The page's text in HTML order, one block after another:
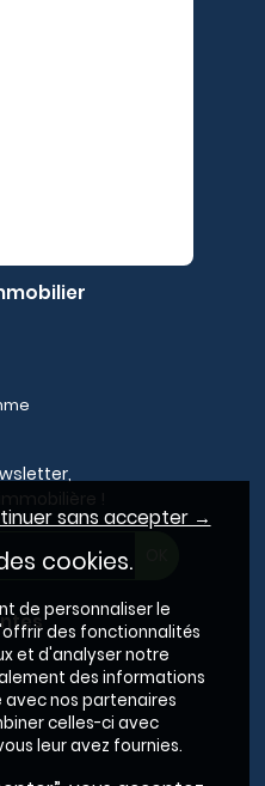
sans accepter →
cookies.
de personnaliser le
des fonctionnalités
et d'analyser notre
des informations
nos partenaires
celles-ci avec
leur avez fournies.